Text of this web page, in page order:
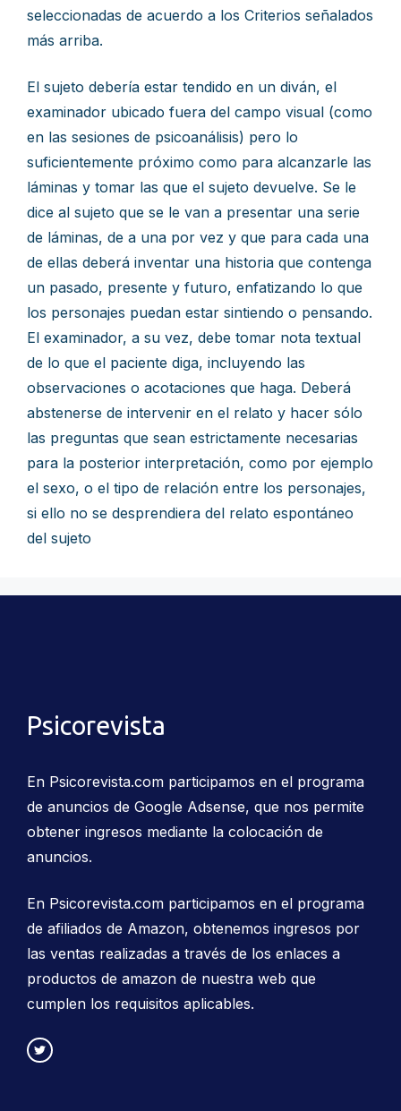
seleccionadas de acuerdo a los Criterios señalados
más arriba.
El sujeto debería estar tendido en un diván, el
examinador ubicado fuera del campo visual (como
en las sesiones de psicoanálisis) pero lo
suficientemente próximo como para alcanzarle las
láminas y tomar las que el sujeto devuelve. Se le
dice al sujeto que se le van a presentar una serie
de láminas, de a una por vez y que para cada una
de ellas deberá inventar una historia que contenga
un pasado, presente y futuro, enfatizando lo que
los personajes puedan estar sintiendo o pensando.
El examinador, a su vez, debe tomar nota textual
de lo que el paciente diga, incluyendo las
observaciones o acotaciones que haga. Deberá
abstenerse de intervenir en el relato y hacer sólo
las preguntas que sean estrictamente necesarias
para la posterior interpretación, como por ejemplo
el sexo, o el tipo de relación entre los personajes,
si ello no se desprendiera del relato espontáneo
del sujeto
Psicorevista
En Psicorevista.com participamos en el programa
de anuncios de Google Adsense, que nos permite
obtener ingresos mediante la colocación de
anuncios.
En Psicorevista.com participamos en el programa
de afiliados de Amazon, obtenemos ingresos por
las ventas realizadas a través de los enlaces a
productos de amazon de nuestra web que
cumplen los requisitos aplicables.